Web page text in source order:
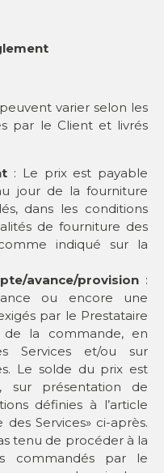
varier selon les
par le Client et livrés
: Le prix est payable
jour de la fourniture
dans les conditions
de fourniture des
indiqué sur la
avance/provision :
ou encore une
par le Prestataire
la commande, en
Services et/ou sur
Le solde du prix est
sur présentation de
définies à l’article
Services» ci-après.
tenu de procéder à la
commandés par le